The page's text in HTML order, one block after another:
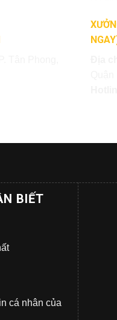
BIẾT
cá nhân của